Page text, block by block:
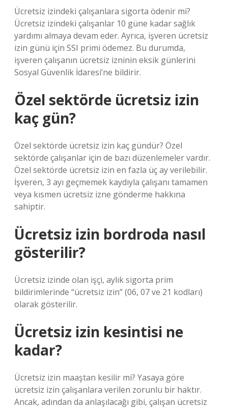
Ücretsiz izindeki çalışanlara sigorta ödenir mi?
Ücretsiz izindeki çalışanlar 10 güne kadar sağlık
yardımı almaya devam eder. Ayrıca, işveren ücretsiz
izin günü için SSI primi ödemez. Bu durumda,
işveren çalışanın ücretsiz izninin eksik günlerini
Sosyal Güvenlik İdaresi’ne bildirir.
Özel sektörde ücretsiz izin
kaç gün?
Özel sektörde ücretsiz izin kaç gündür? Özel
sektörde çalışanlar için de bazı düzenlemeler vardır.
Özel sektörde ücretsiz izin en fazla üç ay verilebilir.
İşveren, 3 ayı geçmemek kaydıyla çalışanı tamamen
veya kısmen ücretsiz izne gönderme hakkına
sahiptir.
Ücretsiz izin bordroda nasıl
gösterilir?
Ücretsiz izinde olan işçi, aylık sigorta prim
bildirimlerinde “ücretsiz izin” (06, 07 ve 21 kodları)
olarak gösterilir.
Ücretsiz izin kesintisi ne
kadar?
Ücretsiz izin maaştan kesilir mi? Yasaya göre
ücretsiz izin çalışanlara verilen zorunlu bir haktır.
Ancak, adından da anlaşılacağı gibi, çalışan ücretsiz